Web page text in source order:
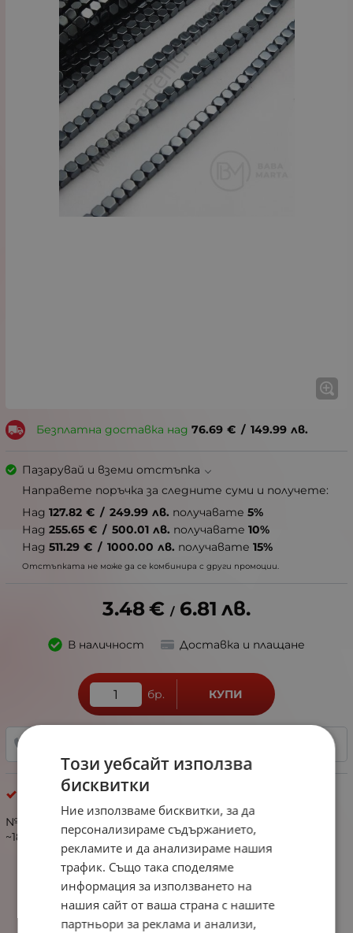
Безплатна доставка над 76.69 € / 149.99 лв.
Пазарувай и вземи отстъпка
Направете поръчка за следните суми и получете:
Над 127.82 € / 249.99 лв. получавате 5%
Над 255.65 € / 500.01 лв. получавате 10%
Над 511.29 € / 1000.00 лв. получавате 15%
Отстъпката не може да се комбинира с други промоции.
3.48€ / 6.81 лв.
В наличност Доставка и плащане
бр. КУПИ
Хематит
№353142 Хематит куб 2мм немагнитен отвор 1мм
~180броя ~40см 1вр
Този уебсайт използва
бисквитки
Ние използваме бисквитки, за да
персонализираме съдържанието,
рекламите и да анализираме нашия
трафик. Също така споделяме
информация за използването на
нашия сайт от ваша страна с нашите
партньори за реклама и анализи,